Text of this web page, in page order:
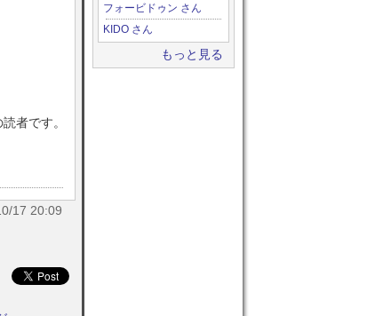
フォービドゥン さん
KIDO さん
もっと見る
者です。
17 20:09